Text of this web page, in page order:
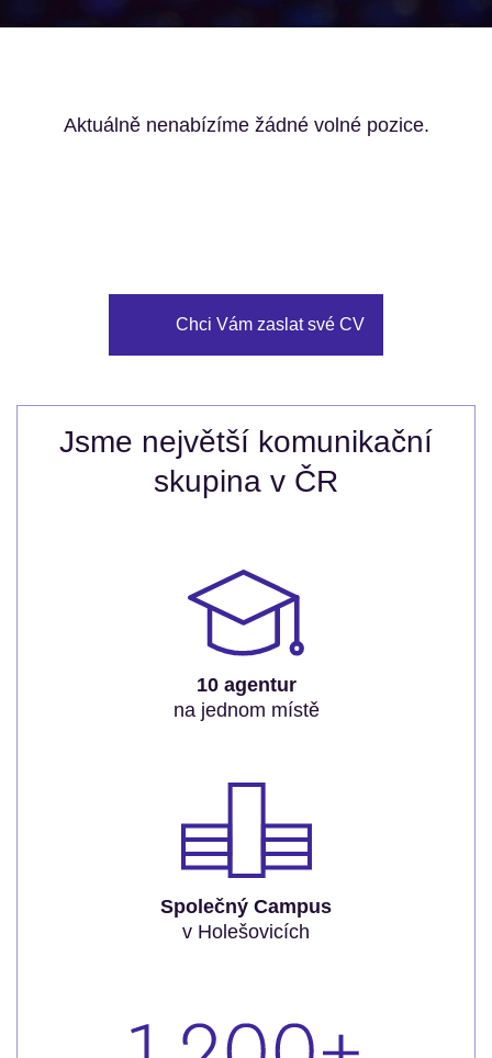
Aktuálně nenabízíme žádné volné pozice.
Chci Vám zaslat své CV
Jsme největší komunikační
skupina v ČR
10 agentur
na jednom místě
Společný Campus
v Holešovicích